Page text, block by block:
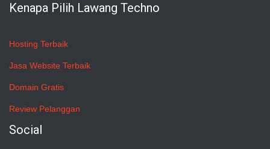
Kenapa Pilih Lawang Techno
Hosting Terbaik
Jasa Website Terbaik
Domain Gratis
Review Pelanggan
Social